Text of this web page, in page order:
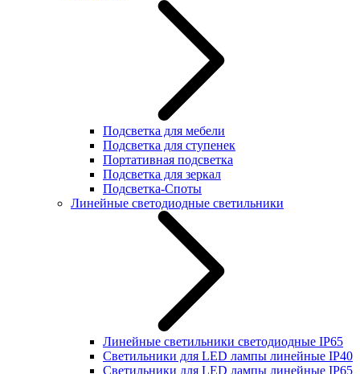
Подсветка для мебели
Подсветка для ступенек
Портативная подсветка
Подсветка для зеркал
Подсветка-Споты
Линейные светодиодные светильники
Линейные светильники светодиодные IP65
Светильники для LED лампы линейные IP40
Светильники для LED лампы линейные IP65